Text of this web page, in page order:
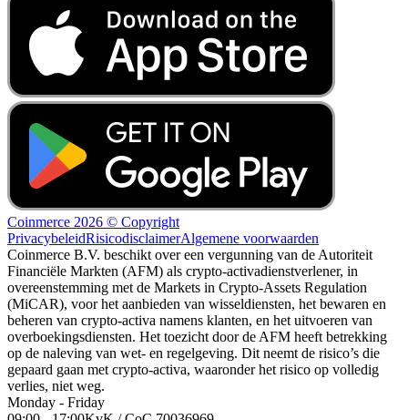
Coinmerce 2026 © Copyright
PrivacybeleidRisicodisclaimerAlgemene voorwaarden
Coinmerce B.V. beschikt over een vergunning van de Autoriteit
Financiële Markten (AFM) als crypto-activadienstverlener, in
overeenstemming met de Markets in Crypto-Assets Regulation
(MiCAR), voor het aanbieden van wisseldiensten, het bewaren en
beheren van crypto-activa namens klanten, en het uitvoeren van
overboekingsdiensten. Het toezicht door de AFM heeft betrekking
op de naleving van wet- en regelgeving. Dit neemt de risico’s die
gepaard gaan met crypto-activa, waaronder het risico op volledig
verlies, niet weg.
Monday - Friday